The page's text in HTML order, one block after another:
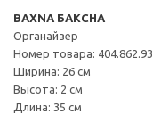
BAXNA БАКСНА
Органайзер
Номер товара: 404.862.93
Ширина: 26 см
Высота: 2 см
Длина: 35 см